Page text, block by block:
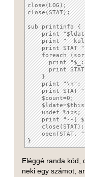
close(LOG);
close(STAT);
sub printinfo {
print
print "
print STAT
foreach
print
print
    }
    print "\n";
print STAT
    $count=0;
undef %ips;
print "--[
    close(STAT);
open(STAT,
}
Eléggé randa kód,
neki egy számot,